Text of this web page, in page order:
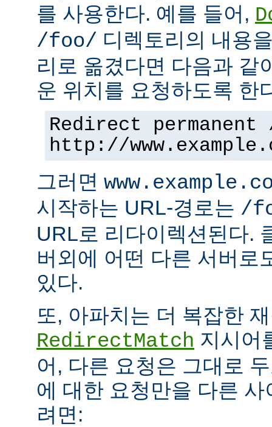
를 사용한다. 예를 들어,
/foo/ 디렉토리의 내용
리로 옮겼다면 다음과 같
운 위치를 요청하도록 한
Redirect
http://
그러면
시작하는 URL-경로는 /
URL로 리다이렉션된다.
버외에 어떤 다른 서버로
있다.
또, 아파치는 더 복잡한
RedirectMatch 지시어
어, 다른 요청은 그대로
에 대한 요청만을 다른
려면: